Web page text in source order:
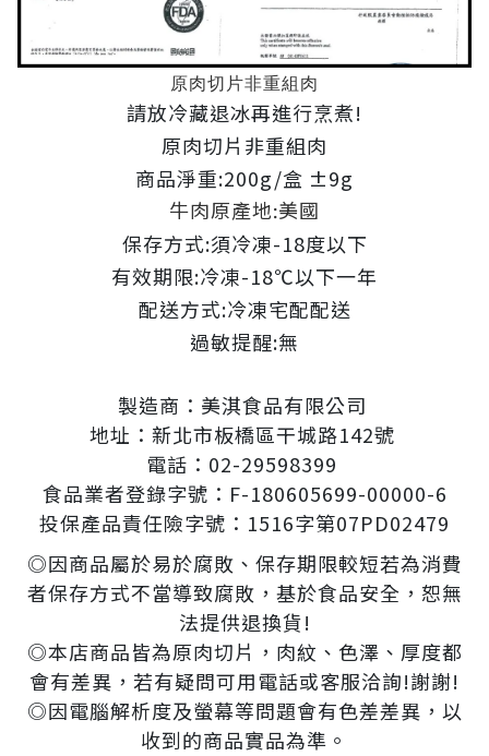
原肉切片非重組肉
請放冷藏退冰再進行烹煮!
原肉切片非重組肉
商品淨重:200g/盒 ±9g
牛肉原產地:美國
保存方式:須冷凍-18度以下
有效期限:冷凍-18℃以下一年
配送方式:冷凍宅配配送
過敏提醒:無
製造商：美淇食品有限公司
地址：新北市板橋區干城路142號
電話：02-29598399
食品業者登錄字號：F-180605699-00000-6
投保產品責任險字號：1516字第07PD02479
◎因商品屬於易於腐敗、保存期限較短若為消費
者保存方式不當導致腐敗，基於食品安全，恕無
法提供退換貨!
◎本店商品皆為原肉切片，肉紋、色澤、厚度都
會有差異，若有疑問可用電話或客服洽詢!謝謝!
◎因電腦解析度及螢幕等問題會有色差差異，以
收到的商品實品為準。